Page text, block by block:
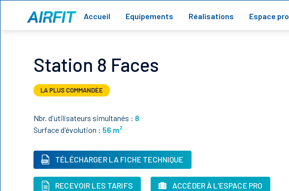
Accueil Equipements Réalisations Espace pro
Station 8 Faces
LA PLUS COMMANDÉE
Nbr. d'utilisateurs simultanés : 8
Surface d'évolution : 56 m²
TÉLÉCHARGER LA FICHE TECHNIQUE
RECEVOIR LES TARIFS ACCÉDER À L'ESPACE PRO